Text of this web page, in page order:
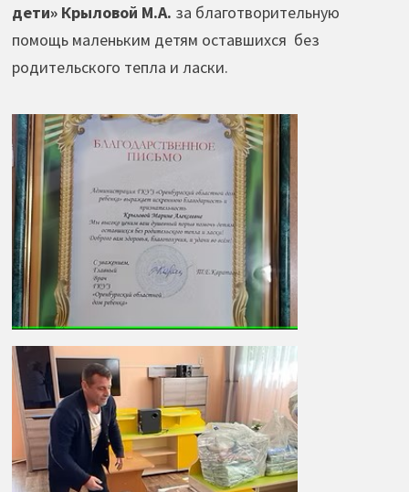
дети» Крыловой М.А. за благотворительную
помощь маленьким детям оставшихся без
родительского тепла и ласки.